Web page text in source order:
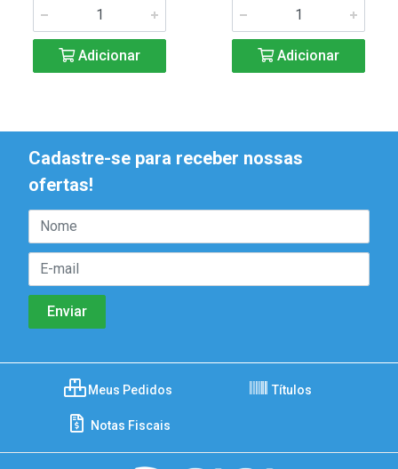
Adicionar Adicionar
Cadastre-se para receber nossas
ofertas!
Meus Pedidos Títulos
Notas Fiscais